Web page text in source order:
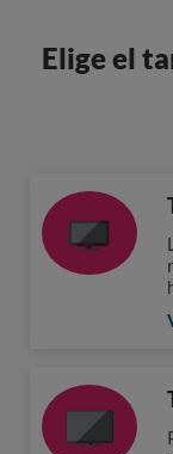
Elige el